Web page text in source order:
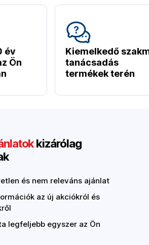
év
Ön
Kiemelkedő
tanácsadás
termékek terén
kizárólag
és nem releváns ajánlat
az új akciókról és
legfeljebb egyszer az Ön